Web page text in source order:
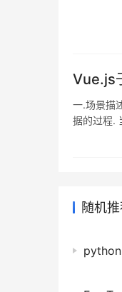
Vue.js
一.场景描
据的过程.
随机